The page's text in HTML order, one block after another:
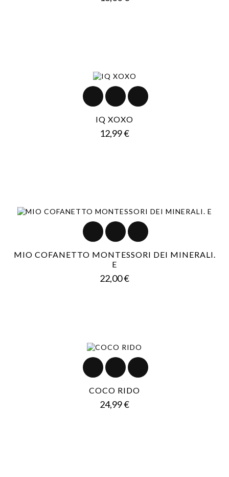
IQ XOXO
12,99 €Prezzo
MIO COFANETTO MONTESSORI DEI MINERALI.
E
22,00 €Prezzo
COCO RIDO
24,99 €Prezzo